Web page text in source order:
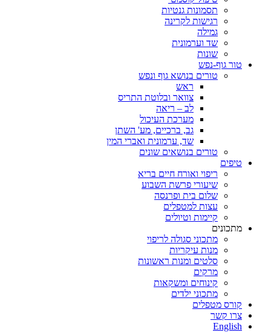
תסמונות גנטיות
רגישות לקרינה
גמילה
שד וערמונית
שונות
טור גוף-נפש
טורים בנושא גוף ונפש
ראש
צוואר ובלוטת התריס
לב – ריאה
מערכת העיכול
גב, ברכיים, מע' השתן
שד, ערמונית ואברי המין
טורים בנושאים שונים
טיפים
ריפוי ואורח חיים בריא
שיעורי פרשת השבוע
שלום בית ופרנסה
עצות למטפלים
קיימות וטיולים
מתכונים
מתכוני סגולה לריפוי
מנות עיקריות
סלטים ומנות ראשונות
מרקים
קינוחים ומשקאות
מתכוני ילדים
קורס מטפלים
צרו קשר
English